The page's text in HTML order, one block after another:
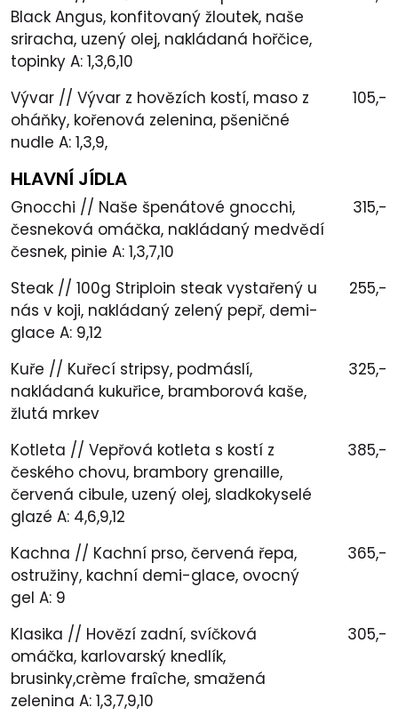
Black Angus, konfitovaný žloutek, naše
sriracha, uzený olej, nakládaná hořčice,
topinky A: 1,3,6,10
Vývar // Vývar z hovězích kostí, maso z
oháňky, kořenová zelenina, pšeničné
nudle A: 1,3,9,
105,-
HLAVNÍ JÍDLA
Gnocchi // Naše špenátové gnocchi,
česneková omáčka, nakládaný medvědí
česnek, pinie A: 1,3,7,10
315,-
Steak // 100g Striploin steak vystařený u
nás v koji, nakládaný zelený pepř, demi-
glace A: 9,12
255,-
Kuře // Kuřecí stripsy, podmáslí,
nakládaná kukuřice, bramborová kaše,
žlutá mrkev
325,-
Kotleta // Vepřová kotleta s kostí z
českého chovu, brambory grenaille,
červená cibule, uzený olej, sladkokyselé
glazé A: 4,6,9,12
385,-
Kachna // Kachní prso, červená řepa,
ostružiny, kachní demi-glace, ovocný
gel A: 9
365,-
Klasika // Hovězí zadní, svíčková
omáčka, karlovarský knedlík,
brusinky,crème fraîche, smažená
zelenina A: 1,3,7,9,10
305,-